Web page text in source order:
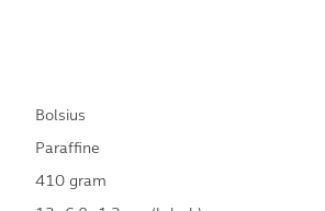
Bolsius
Paraffine
410 gram